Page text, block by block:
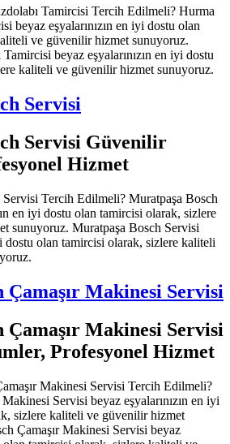
Tamircisi Tercih Edilmeli? Hurma
beyaz eşyalarınızın en iyi dostu olan
ve güvenilir hizmet sunuyoruz.
beyaz eşyalarınızın en iyi dostu
kaliteli ve güvenilir hizmet sunuyoruz.
Servisi
Servisi Güvenilir
Hizmet
Tercih Edilmeli? Muratpaşa Bosch
en iyi dostu olan tamircisi olarak, sizlere
sunuyoruz. Muratpaşa Bosch Servisi
dostu olan tamircisi olarak, sizlere kaliteli
Çamaşır Makinesi Servisi
Çamaşır Makinesi Servisi
Profesyonel Hizmet
Makinesi Servisi Tercih Edilmeli?
Makinesi Servisi beyaz eşyalarınızın en iyi
sizlere kaliteli ve güvenilir hizmet
Çamaşır Makinesi Servisi beyaz